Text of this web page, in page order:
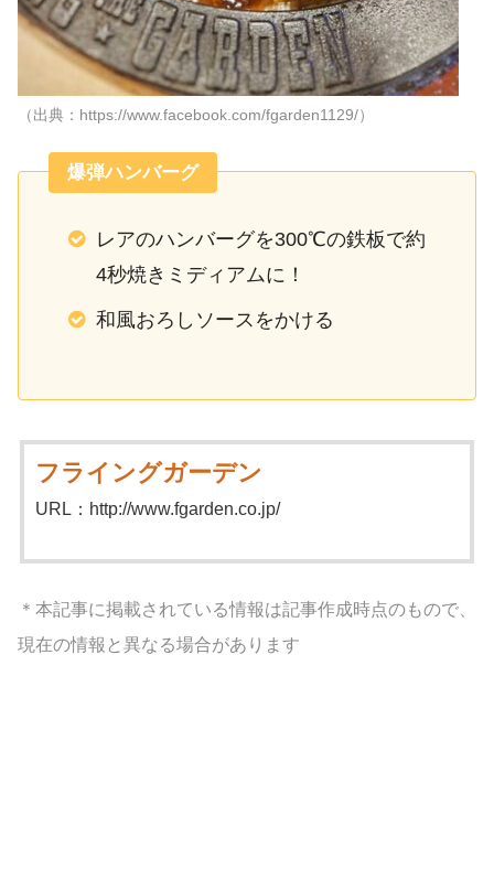
（出典：https://www.facebook.com/fgarden1129/）
爆弾ハンバーグ
レアのハンバーグを300℃の鉄板で約
4秒焼きミディアムに！
和風おろしソースをかける
フライングガーデン
URL：http://www.fgarden.co.jp/
＊本記事に掲載されている情報は記事作成時点のもので、
現在の情報と異なる場合があります